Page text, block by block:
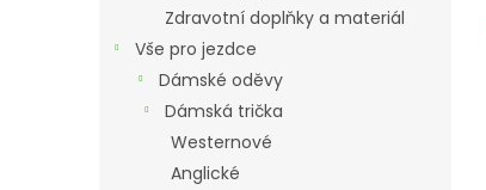
Zdravotní doplňky a materiál
Vše pro jezdce
Dámské oděvy
Dámská trička
Westernové
Anglické